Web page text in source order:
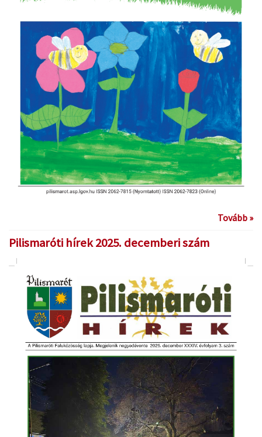
Tovább »
Pilismaróti hírek 2025. decemberi szám